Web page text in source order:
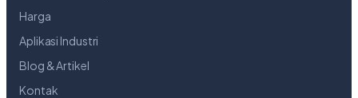
Harga
Aplikasi Industri
Blog & Artikel
Kontak